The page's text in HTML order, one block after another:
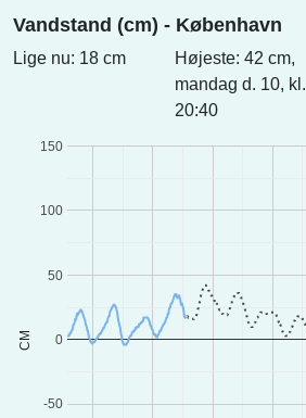
Vandstand (cm) - København
Lige nu: 18 cm
Højeste: 42 cm,
mandag d. 10, kl.
20:40
-50
0
50
100
150
CM